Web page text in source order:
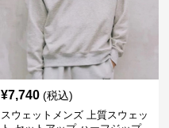
¥7,740 (税込)
スウェットメンズ 上質スウェッ